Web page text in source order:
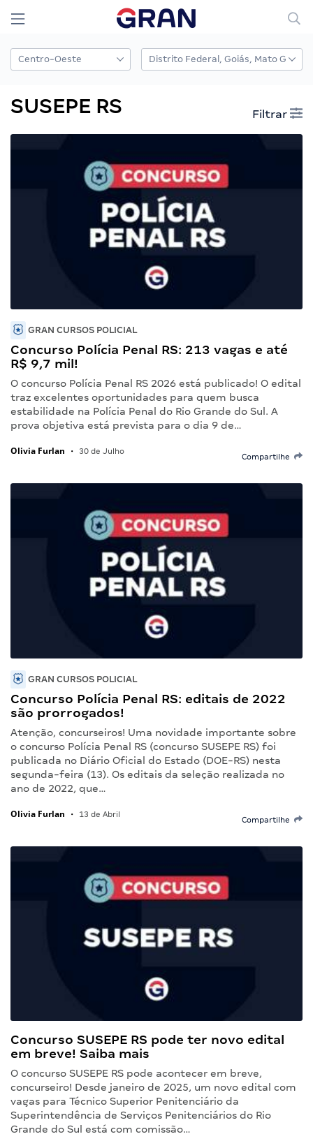
SUSEPE RS Filtrar
GRAN CURSOS POLICIAL
Concurso Polícia Penal RS: 213 vagas e até
R$ 9,7 mil!
O concurso Polícia Penal RS 2026 está publicado! O edital
traz excelentes oportunidades para quem busca
estabilidade na Polícia Penal do Rio Grande do Sul. A
prova objetiva está prevista para o dia 9 de…
Olivia Furlan • 30 de Julho
Compartilhe
GRAN CURSOS POLICIAL
Concurso Polícia Penal RS: editais de 2022
são prorrogados!
Atenção, concurseiros! Uma novidade importante sobre
o concurso Polícia Penal RS (concurso SUSEPE RS) foi
publicada no Diário Oficial do Estado (DOE-RS) nesta
segunda-feira (13). Os editais da seleção realizada no
ano de 2022, que…
Olivia Furlan • 13 de Abril
Compartilhe
Concurso SUSEPE RS pode ter novo edital
em breve! Saiba mais
O concurso SUSEPE RS pode acontecer em breve,
concurseiro! Desde janeiro de 2025, um novo edital com
vagas para Técnico Superior Penitenciário da
Superintendência de Serviços Penitenciários do Rio
Grande do Sul está com comissão…